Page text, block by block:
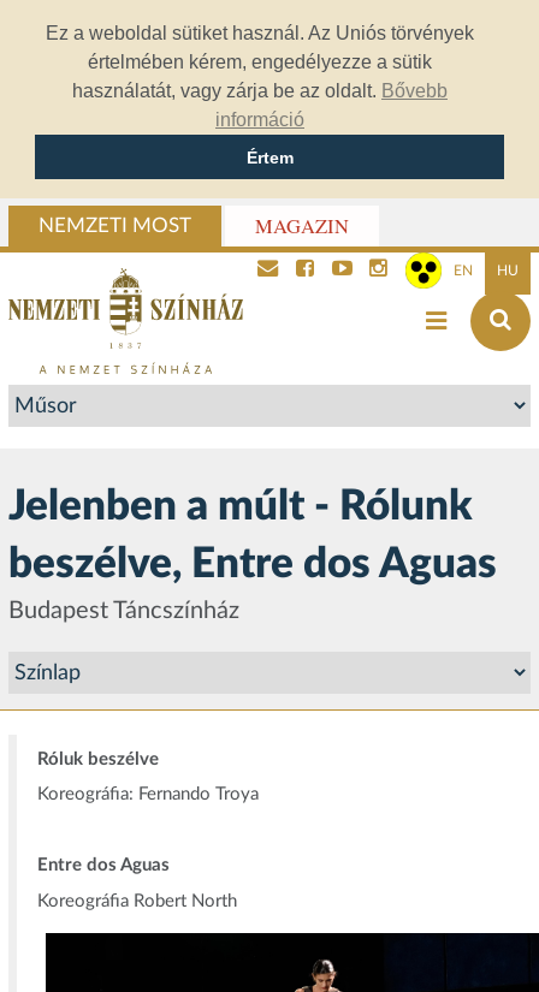
Ez a weboldal sütiket használ. Az Uniós törvények
értelmében kérem, engedélyezze a sütik
használatát, vagy zárja be az oldalt. Bővebb
információ
Értem
NEMZETI MOST MAGAZIN
EN HU
Jelenben a múlt - Rólunk
beszélve, Entre dos Aguas
Budapest Táncszínház
Róluk beszélve
Koreográfia: Fernando Troya
Entre dos Aguas
Koreográfia Robert North